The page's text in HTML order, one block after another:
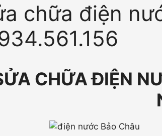
chữa điện
CHỮA ĐIỆN